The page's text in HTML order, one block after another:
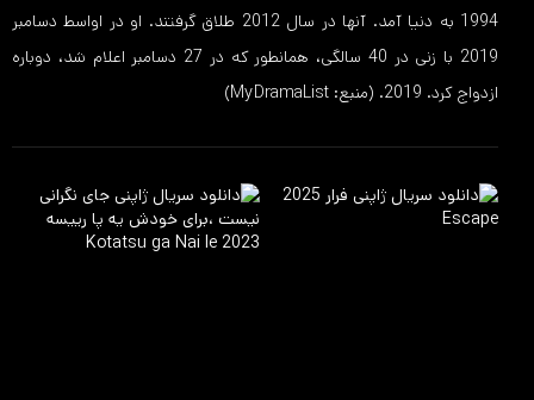
1994 به دنیا آمد. آنها در سال 2012 طلاق گرفتند. او در اواسط دسامبر
2019 با زنی در 40 سالگی، همانطور که در 27 دسامبر اعلام شد، دوباره
ازدواج کرد. 2019. (منبع: MyDramaList)